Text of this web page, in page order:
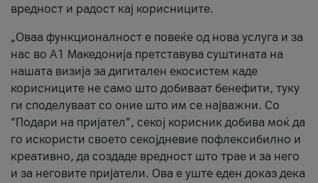
вредност и радост кај корисниците.
„Оваа функционалност е повеќе од нова услуга и за
нас во А1 Македонија претставува суштината на
нашата визија за дигитален екосистем каде
корисниците не само што добиваат бенефити, туку
ги споделуваат со оние што им се најважни. Со
“Подари на пријател”, секој корисник добива моќ да
го искористи своето секојдневие пофлексибилно и
креативно, да создаде вредност што трае и за него
и за неговите пријатели. Ова е уште еден доказ дека